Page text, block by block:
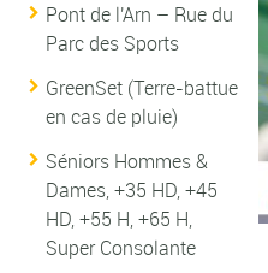
Pont de l'Arn – Rue du
Parc des Sports
GreenSet (Terre-battue
en cas de pluie)
Séniors Hommes &
Dames, +35 HD, +45
HD, +55 H, +65 H,
Super Consolante